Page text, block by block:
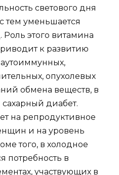
светового дня
тем уменьшается
этого витамина
к развитию
опухолевых
обмена веществ, в
диабет.
на репродуктивное
и на уровень
того, в холодное
потребность в
участвующих в